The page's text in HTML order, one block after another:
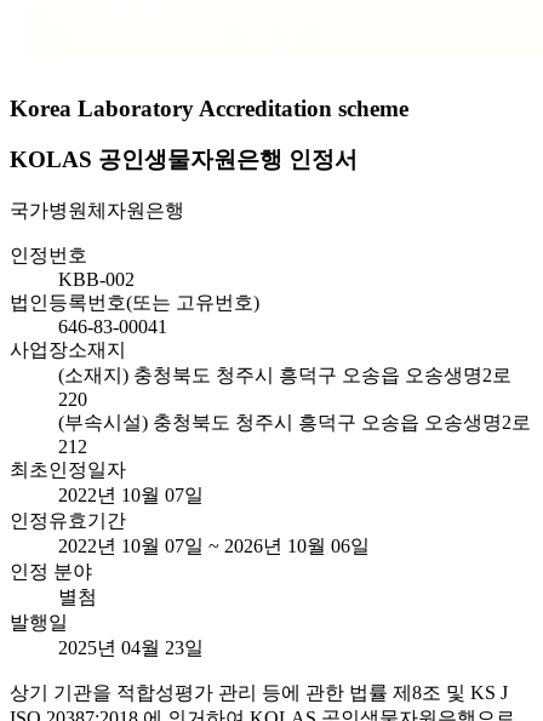
Korea Laboratory Accreditation scheme
KOLAS 공인생물자원은행 인정서
국가병원체자원은행
인정번호
KBB-002
법인등록번호(또는 고유번호)
646-83-00041
사업장소재지
(소재지) 충청북도 청주시 흥덕구 오송읍 오송생명2로
220
(부속시설) 충청북도 청주시 흥덕구 오송읍 오송생명2로
212
최초인정일자
2022년 10월 07일
인정유효기간
2022년 10월 07일 ~ 2026년 10월 06일
인정 분야
별첨
발행일
2025년 04월 23일
상기 기관을 적합성평가 관리 등에 관한 법률 제8조 및 KS J